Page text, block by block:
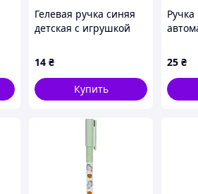
Гелевая ручка синяя
детская с игрушкой
письма эргономичная
быстросохнущая
премиум
14 ₴
Купить
25 ₴